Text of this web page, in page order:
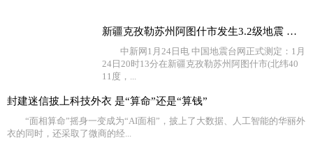
新疆克孜勒苏州阿图什市发生3.2级地震 震源深度18千米
中新网1月24日电 中国地震台网正式测定：1月
24日20时13分在新疆克孜勒苏州阿图什市(北纬40
11度，...
封建迷信披上科技外衣 是“算命”还是“算钱”
“面相算命”摇身一变成为“AI面相”，披上了大数据、人工智能的华丽外
衣的同时，还采取了微商的经...